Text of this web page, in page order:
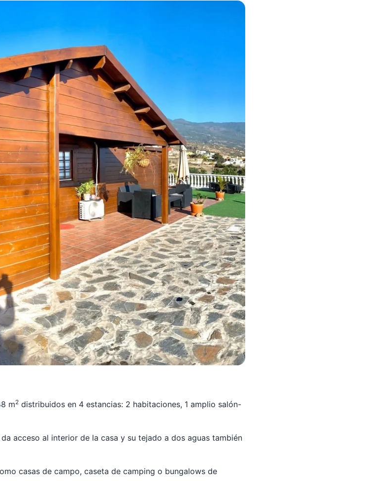
m2 distribuidos en 4 estancias: 2 habitaciones, 1 amplio salón-
acceso al interior de la casa y su tejado a dos aguas también
casas de campo, caseta de camping o bungalows de